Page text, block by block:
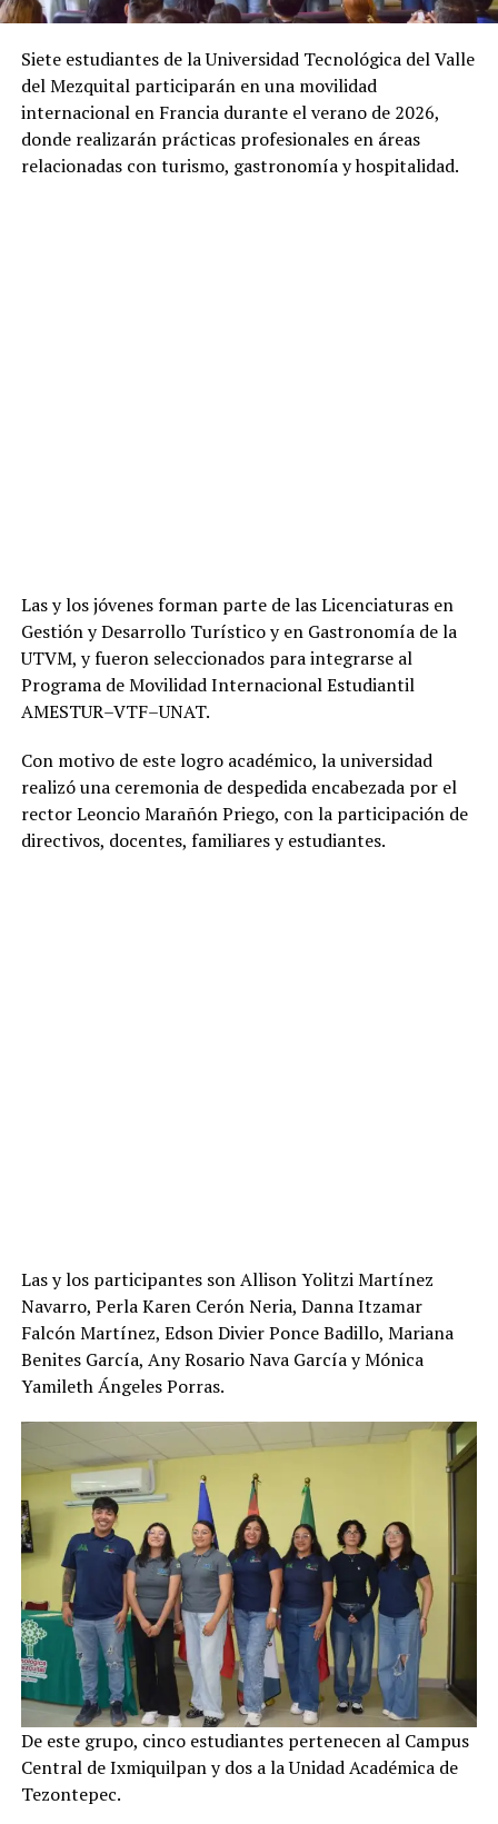
Siete estudiantes de la Universidad Tecnológica del Valle
del Mezquital participarán en una movilidad
internacional en Francia durante el verano de 2026,
donde realizarán prácticas profesionales en áreas
relacionadas con turismo, gastronomía y hospitalidad.
Las y los jóvenes forman parte de las Licenciaturas en
Gestión y Desarrollo Turístico y en Gastronomía de la
UTVM, y fueron seleccionados para integrarse al
Programa de Movilidad Internacional Estudiantil
AMESTUR–VTF–UNAT.
Con motivo de este logro académico, la universidad
realizó una ceremonia de despedida encabezada por el
rector Leoncio Marañón Priego, con la participación de
directivos, docentes, familiares y estudiantes.
Las y los participantes son Allison Yolitzi Martínez
Navarro, Perla Karen Cerón Neria, Danna Itzamar
Falcón Martínez, Edson Divier Ponce Badillo, Mariana
Benites García, Any Rosario Nava García y Mónica
Yamileth Ángeles Porras.
De este grupo, cinco estudiantes pertenecen al Campus
Central de Ixmiquilpan y dos a la Unidad Académica de
Tezontepec.